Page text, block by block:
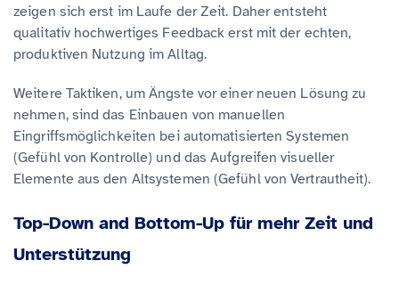
zeigen sich erst im Laufe der Zeit. Daher entsteht
qualitativ hochwertiges Feedback erst mit der echten,
produktiven Nutzung im Alltag.
Weitere Taktiken, um Ängste vor einer neuen Lösung zu
nehmen, sind das Einbauen von manuellen
Eingriffsmöglichkeiten bei automatisierten Systemen
(Gefühl von Kontrolle) und das Aufgreifen visueller
Elemente aus den Altsystemen (Gefühl von Vertrautheit).
Top-Down and Bottom-Up für mehr Zeit und
Unterstützung